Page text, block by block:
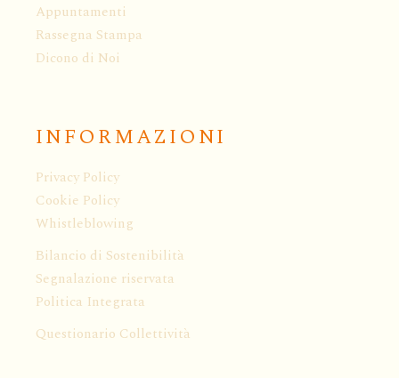
Appuntamenti
Rassegna Stampa
Dicono di Noi
INFORMAZIONI
Privacy Policy
Cookie Policy
Whistleblowing
Bilancio di Sostenibilità
Segnalazione riservata
Politica Integrata
Questionario Collettività